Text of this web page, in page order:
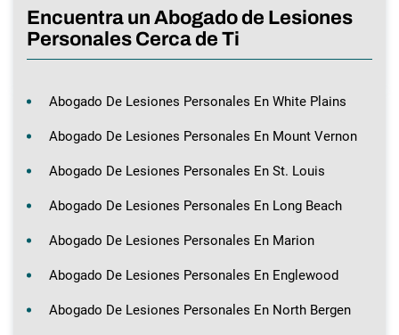
Encuentra un Abogado de Lesiones
Personales Cerca de Ti
Abogado De Lesiones Personales En White Plains
Abogado De Lesiones Personales En Mount Vernon
Abogado De Lesiones Personales En St. Louis
Abogado De Lesiones Personales En Long Beach
Abogado De Lesiones Personales En Marion
Abogado De Lesiones Personales En Englewood
Abogado De Lesiones Personales En North Bergen